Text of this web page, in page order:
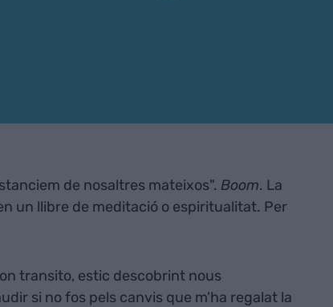
de nosaltres mateixos". Boom. La
un llibre de meditació o espiritualitat. Per
transito, estic descobrint nous
si no fos pels canvis que m'ha regalat la